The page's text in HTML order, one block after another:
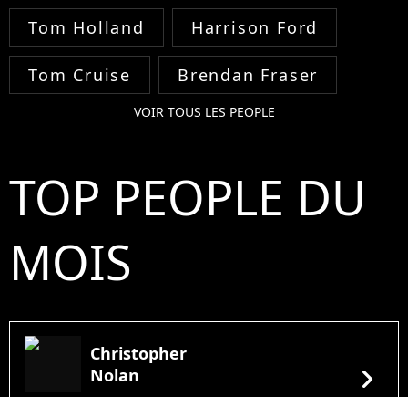
Tom Holland Harrison Ford
Tom Cruise Brendan Fraser
VOIR TOUS LES PEOPLE
TOP PEOPLE DU
MOIS
Christopher
Nolan
chevron_right